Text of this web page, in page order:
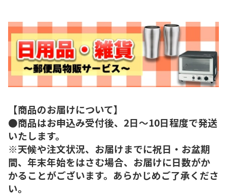
【商品のお届けについて】
●商品はお申込み受付後、2日～10日程度で発送
いたします。
※天候や注文状況、お届けまでに祝日・お盆期
間、年末年始をはさむ場合、お届けに日数がか
かることがございます。あらかじめご了承くださ
い。